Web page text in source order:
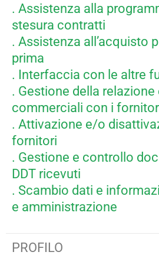
. Assistenza alla
stesura contratti
. Assistenza all’acquisto
prima
. Interfaccia con le altre
. Gestione della
commerciali con i
. Attivazione e/o
fornitori
. Gestione e controllo
DDT ricevuti
. Scambio dati e
e amministrazione
PROFILO